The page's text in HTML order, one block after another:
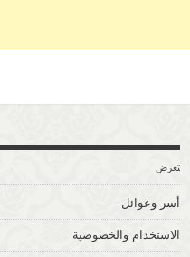
أسر وعوائل
الاستخدام والخصوصية